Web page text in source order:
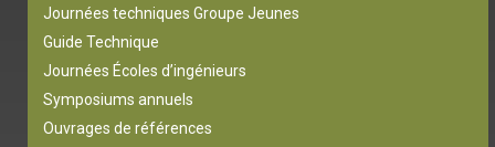
Journées techniques Groupe Jeunes
Guide Technique
Journées Écoles d’ingénieurs
Symposiums annuels
Ouvrages de références